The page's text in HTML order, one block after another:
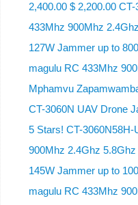
2,400.00 $ 2,200.00
433Mhz 900Mhz
127W Jammer up to
magulu RC 433Mhz
Mphamvu
CT-3060N UAV Drone
5 Stars! CT-
900Mhz 2.4Ghz
145W Jammer up to
magulu RC 433Mhz